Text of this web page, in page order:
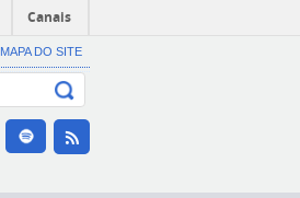
Canais
MAPA DO SITE